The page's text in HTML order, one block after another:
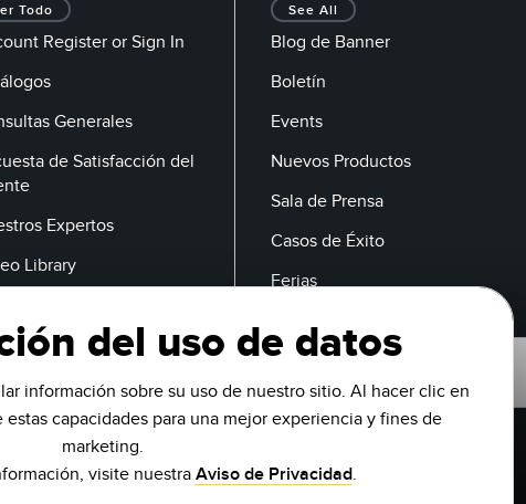
Todo
Register or Sign In
Generales
de Satisfacción del
Expertos
Library
See All
Blog de Banner
Boletín
Events
Nuevos Productos
Sala de Prensa
Casos de Éxito
Ferias
Correo Electrónico
del uso de datos
información sobre su uso de nuestro sitio. Al hacer clic en
capacidades para una mejor experiencia y fines de
marketing.
visite nuestraAviso de Privacidad.